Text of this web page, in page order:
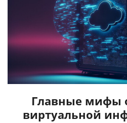
Главные мифы
виртуальной